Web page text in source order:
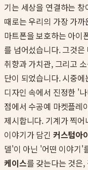
기는 세상을 연결하는
때로는 우리의 가장 가
마트폰을 보호하는 아이
를 넘어섰습니다. 그것
취향과 가치관, 그리고
단이 되었습니다. 시중
디자인 속에서 진정한 '
점에서 수공예 마켓플레
제시합니다. 기계가 찍
이야기가 담긴 커스텀아
델'이 아닌 '어떤 이야기'
케이스를 갖는다는 것은